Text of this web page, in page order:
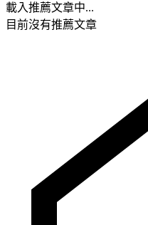
載入推薦文章中...
目前沒有推薦文章